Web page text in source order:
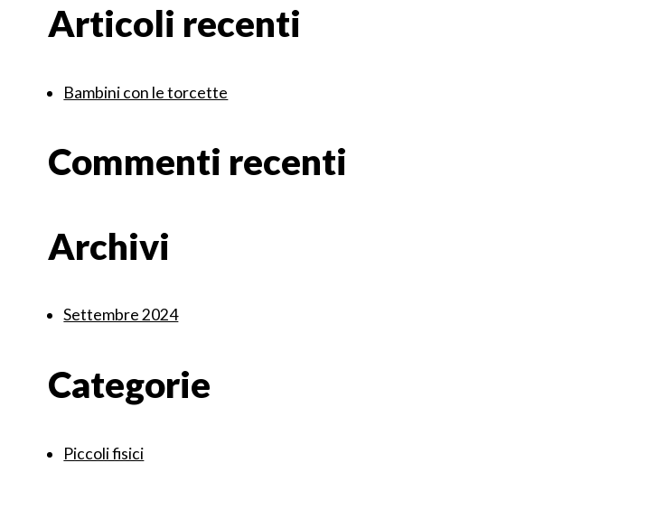
Articoli recenti
Bambini con le torcette
Commenti recenti
Archivi
Settembre 2024
Categorie
Piccoli fisici